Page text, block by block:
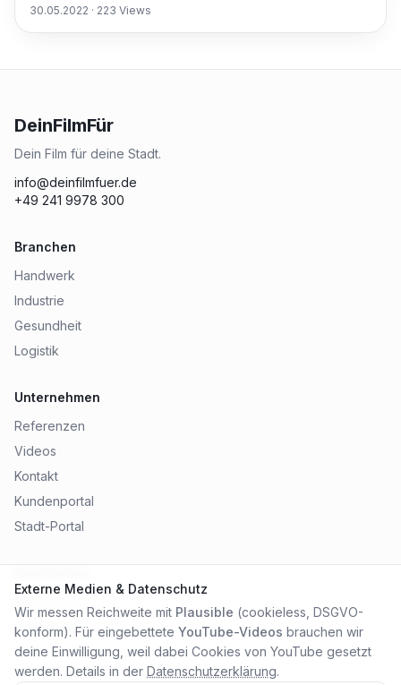
30.05.2022 · 223 Views
DeinFilmFür
Dein Film für deine Stadt.
info@deinfilmfuer.de
+49 241 9978 300
Branchen
Handwerk
Industrie
Gesundheit
Logistik
Unternehmen
Referenzen
Videos
Kontakt
Kundenportal
Stadt-Portal
Datenschutz
AGB
Externe Medien & Datenschutz
Wir messen Reichweite mit Plausible (cookieless, DSGVO-
konform). Für eingebettete YouTube-Videos brauchen wir
deine Einwilligung, weil dabei Cookies von YouTube gesetzt
werden. Details in der Datenschutzerklärung.